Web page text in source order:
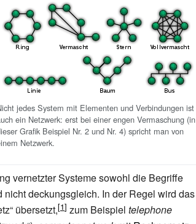
jedes System mit Elementen und Verbindungen ist
ein Netzwerk: erst bei einer engen Vermaschung (in
Grafik Beispiel Nr. 2 und Nr. 4) spricht man von
Netzwerk.
vernetzter Systeme sowohl die Begriffe
nicht deckungsgleich. In der Regel wird das
übersetzt, zum Beispiel telephone